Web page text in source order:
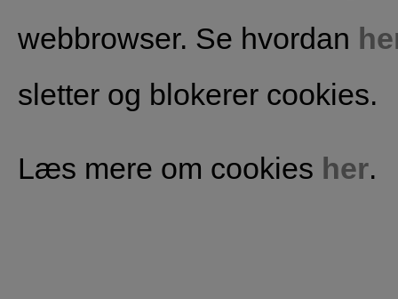
webbrowser. Se hvordan
sletter og blokerer cookies.
Læs mere om cookies her.